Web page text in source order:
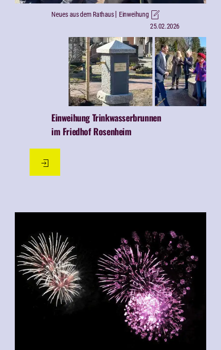
Neues aus dem Rathaus| Einweihung
25.02.2026
Einweihung Trinkwasserbrunnen
im Friedhof Rosenheim